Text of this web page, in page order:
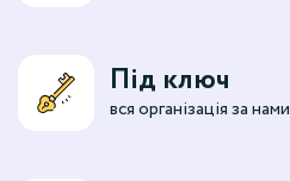
Під ключ
вся організація за нами